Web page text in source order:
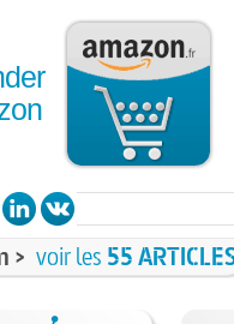
> voir les 55